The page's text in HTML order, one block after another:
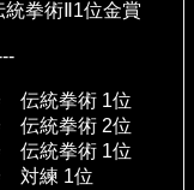
拳術Ⅱ1位金賞
伝統拳術 1位
伝統拳術 2位
伝統拳術 1位
対練 1位